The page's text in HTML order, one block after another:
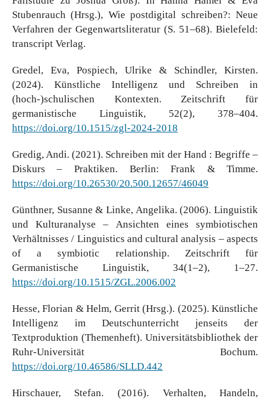
Stubenrauch (Hrsg.), Wie postdigital schreiben?: Neue
Verfahren der Gegenwartsliteratur (S. 51–68). Bielefeld:
transcript Verlag.
Gredel, Eva, Pospiech, Ulrike & Schindler, Kirsten.
(2024). Künstliche Intelligenz und Schreiben in
(hoch-)schulischen Kontexten. Zeitschrift für
germanistische Linguistik, 52(2), 378–404.
https://doi.org/10.1515/zgl-2024-2018
Gredig, Andi. (2021). Schreiben mit der Hand : Begriffe –
Diskurs – Praktiken. Berlin: Frank & Timme.
https://doi.org/10.26530/20.500.12657/46049
Günthner, Susanne & Linke, Angelika. (2006). Linguistik
und Kulturanalyse – Ansichten eines symbiotischen
Verhältnisses / Linguistics and cultural analysis – aspects
of a symbiotic relationship. Zeitschrift für
Germanistische Linguistik, 34(1–2), 1–27.
https://doi.org/10.1515/ZGL.2006.002
Hesse, Florian & Helm, Gerrit (Hrsg.). (2025). Künstliche
Intelligenz im Deutschunterricht jenseits der
Textproduktion (Themenheft). Universitätsbibliothek der
Ruhr-Universität Bochum.
https://doi.org/10.46586/SLLD.442
Hirschauer, Stefan. (2016). Verhalten, Handeln,